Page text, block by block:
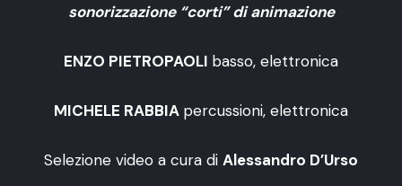
sonorizzazione “corti” di animazione
ENZO PIETROPAOLI basso, elettronica
MICHELE RABBIA percussioni, elettronica
Selezione video a cura di Alessandro D’Urso